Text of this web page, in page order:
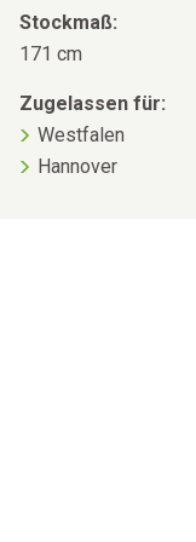
Stockmaß:
171 cm
Zugelassen für:
Westfalen
Hannover